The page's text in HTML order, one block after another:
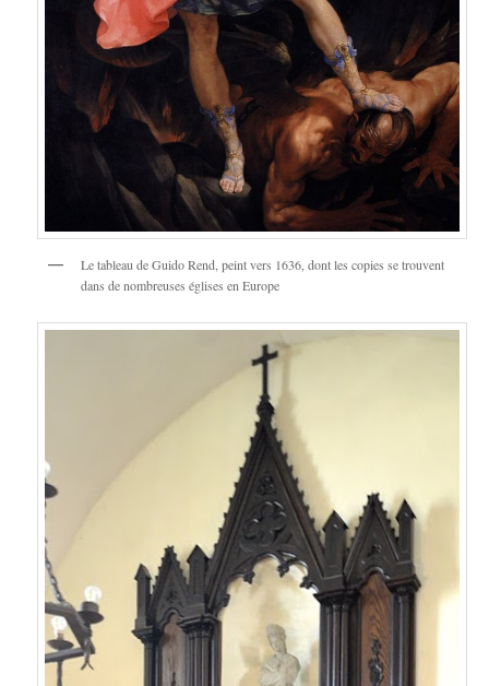
Le tableau de Guido Rend, peint vers 1636, dont les copies se trouvent
dans de nombreuses églises en Europe